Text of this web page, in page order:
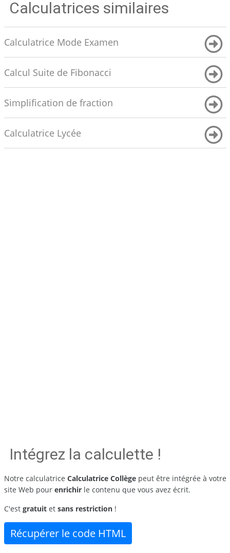
Calculatrices similaires
Calculatrice Mode Examen
Calcul Suite de Fibonacci
Simplification de fraction
Calculatrice Lycée
Intégrez la calculette !
Notre calculatrice Calculatrice Collègepeut être intégrée à votre
site Web pour enrichirle contenu que vous avez écrit.
C'est gratuitet sans restriction!
Récupérer le code HTML